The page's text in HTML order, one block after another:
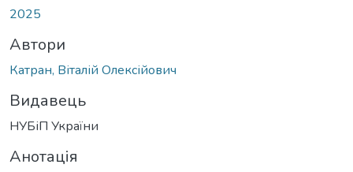
2025
Автори
Катран, Віталій Олексійович
Видавець
НУБіП України
Анотація